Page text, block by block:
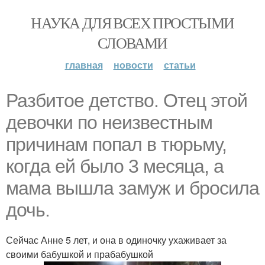
НАУКА ДЛЯ ВСЕХ ПРОСТЫМИ
СЛОВАМИ
главная новости статьи
Разбитое детство. Отец этой
девочки по неизвестным
причинам попал в тюрьму,
когда ей было 3 месяца, а
мама вышла замуж и бросила
дочь.
Сейчас Анне 5 лет, и она в одиночку ухаживает за
своими бабушкой и прабабушкой